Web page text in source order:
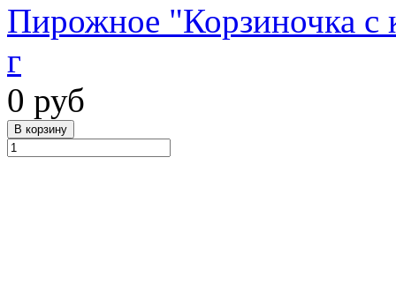
Пирожное "Корзиночка с
г
0 руб